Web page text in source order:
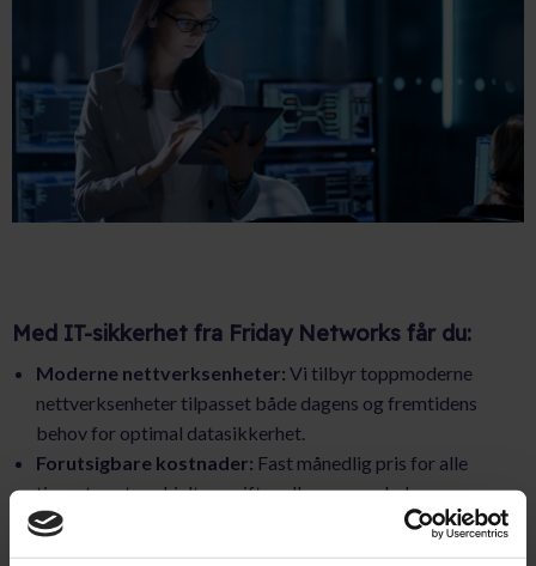
Med IT-sikkerhet fra Friday Networks får du:
Moderne nettverksenheter: Vi tilbyr toppmoderne
nettverksenheter tilpasset både dagens og fremtidens
behov for optimal datasikkerhet.
Forutsigbare kostnader: Fast månedlig pris for alle
tjenester, uten skjulte avgifter eller overraskelser.
Markedsledende sikkerhetsløsninger:
Kontinuerlig
overvåket og regelmessig oppdatert for å sikre robust